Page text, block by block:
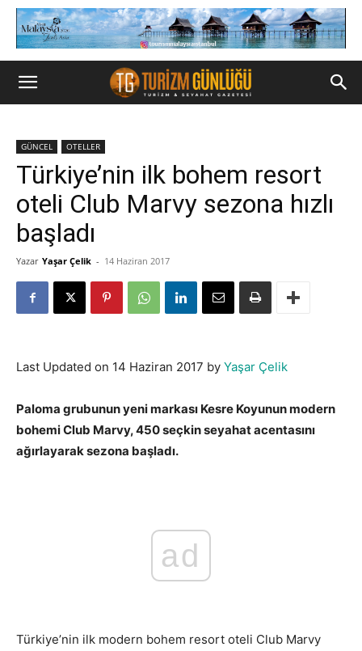
GÜNCEL OTELLER
Türkiye’nin ilk bohem resort
oteli Club Marvy sezona hızlı
başladı
Yazar Yaşar Çelik - 14 Haziran 2017
Last Updated on 14 Haziran 2017 by Yaşar Çelik
Paloma grubunun yeni markası Kesre Koyunun modern
bohemi Club Marvy, 450 seçkin seyahat acentasını
ağırlayarak sezona başladı.
ad
Türkiye’nin ilk modern bohem resort oteli Club Marvy